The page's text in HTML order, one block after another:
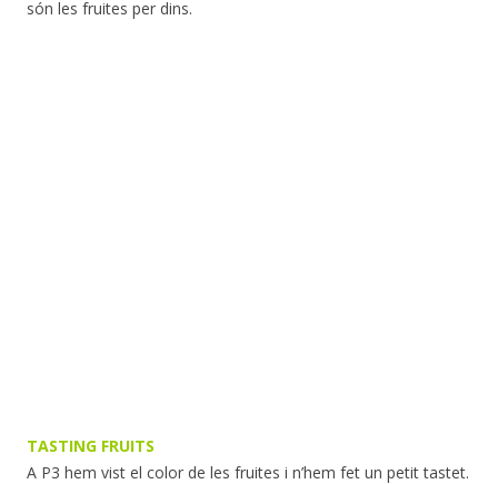
són les fruites per dins.
TASTING FRUITS
A P3 hem vist el color de les fruites i n’hem fet un petit tastet.